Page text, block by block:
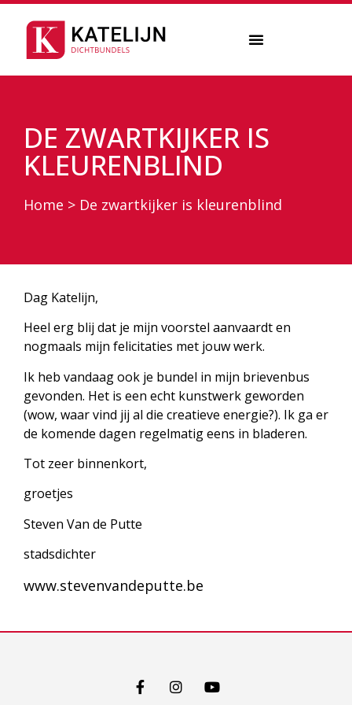
DE ZWARTKIJKER IS
KLEURENBLIND
Home > De zwartkijker is kleurenblind
Dag Katelijn,
Heel erg blij dat je mijn voorstel aanvaardt en
nogmaals mijn felicitaties met jouw werk.
Ik heb vandaag ook je bundel in mijn brievenbus
gevonden. Het is een echt kunstwerk geworden
(wow, waar vind jij al die creatieve energie?). Ik ga er
de komende dagen regelmatig eens in bladeren.
Tot zeer binnenkort,
groetjes
Steven Van de Putte
stadsdichter
www.stevenvandeputte.be